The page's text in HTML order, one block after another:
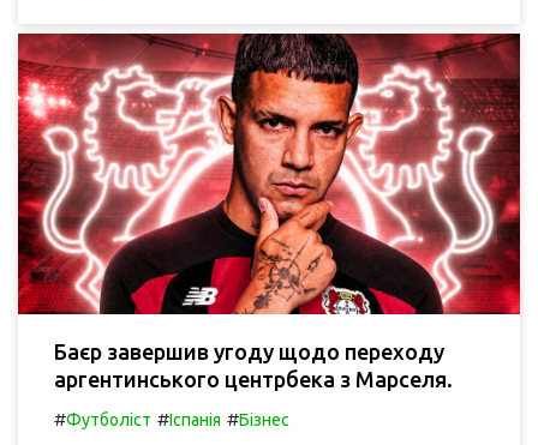
Баєр завершив угоду щодо переходу
аргентинського центрбека з Марселя.
#Футболіст #Іспанія #Бізнес